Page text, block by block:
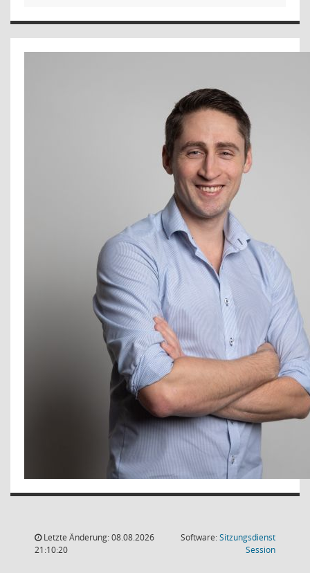
Letzte Änderung: 08.08.2026
21:10:20
Software:Sitzungsdienst
Session(Wird in